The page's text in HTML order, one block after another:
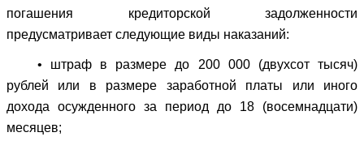
погашения кредиторской задолженности
предусматривает следующие виды наказаний:
• штраф в размере до 200 000 (двухсот тысяч)
рублей или в размере заработной платы или иного
дохода осужденного за период до 18 (восемнадцати)
месяцев;